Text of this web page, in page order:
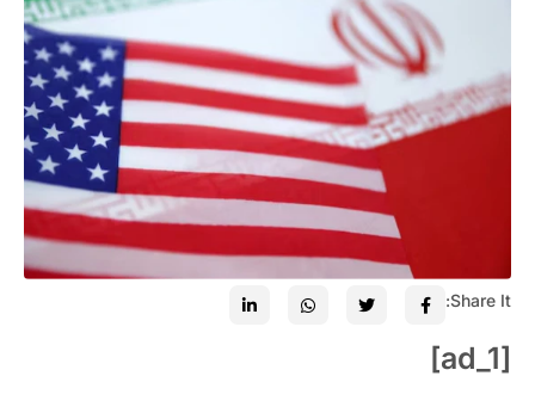
Share It:
[ad_1]